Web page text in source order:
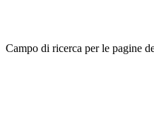
Campo di ricerca per le pagine